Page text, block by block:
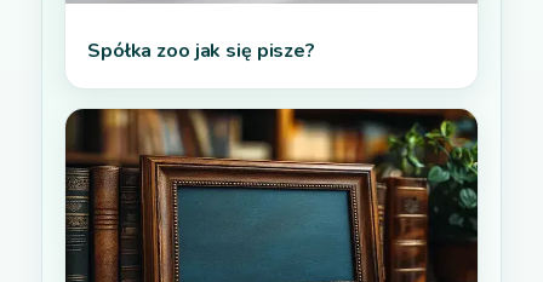
Spółka zoo jak się pisze?